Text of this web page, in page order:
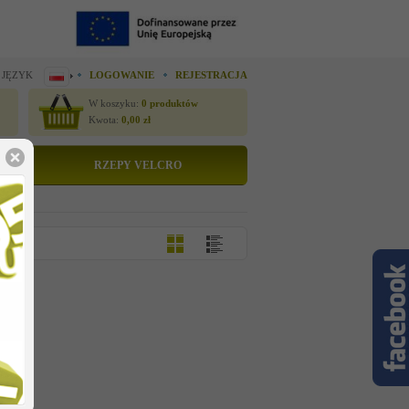
LOGOWANIE REJESTRACJA
W koszyku: 0 produktów
Kwota: 0,00 zł
RZEPY VELCRO